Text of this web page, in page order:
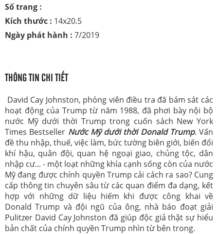
Số trang :
Kích thước : 14x20.5
Ngày phát hành : 7/2019
THÔNG TIN CHI TIẾT
David Cay Johnston, phóng viên điều tra đã bám sát các
hoạt động của Trump từ năm 1988, đã phơi bày nội bộ
nước Mỹ dưới thời Trump trong cuốn sách New York
Times Bestseller Nước Mỹ dưới thời Donald Trump. Vấn
đề thu nhập, thuế, việc làm, bức tường biên giới, biến đổi
khí hậu, quân đội, quan hệ ngoại giao, chủng tộc, dân
nhập cư... - một loạt những khía cạnh sống còn của nước
Mỹ đang được chính quyền Trump cải cách ra sao? Cung
cấp thông tin chuyên sâu từ các quan điểm đa dạng, kết
hợp với những dữ liệu hiếm khi được công khai về
Donald Trump và đội ngũ của ông, nhà báo đoạt giải
Pulitzer David Cay Johnston đã giúp độc giả thật sự hiểu
bản chất của chính quyền Trump nhìn từ bên trong.